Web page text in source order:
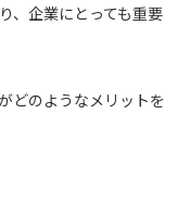
、企業にとっても重要
どのようなメリットを